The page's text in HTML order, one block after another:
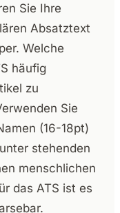
Sie Ihre
Absatztext
Welche
häufig
zu
Sie
(16-18pt)
stehenden
menschlichen
das ATS ist es